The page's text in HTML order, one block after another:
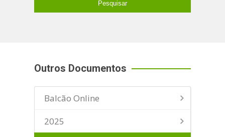
Outros Documentos
Balcão Online
2025